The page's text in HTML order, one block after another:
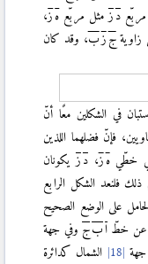
مربّعد ز مثل مربّع ه ز،
ج ز ب، وقد كان
في الشكلين معًا أنّ
فإنّ فضلهما اللذين
خطّيه ز،د ز يكونان
فلنعد الشكل الرابع
على الوضع الصحيح
عن خطّ ا بج وفي جهة
الشمال كدائرة